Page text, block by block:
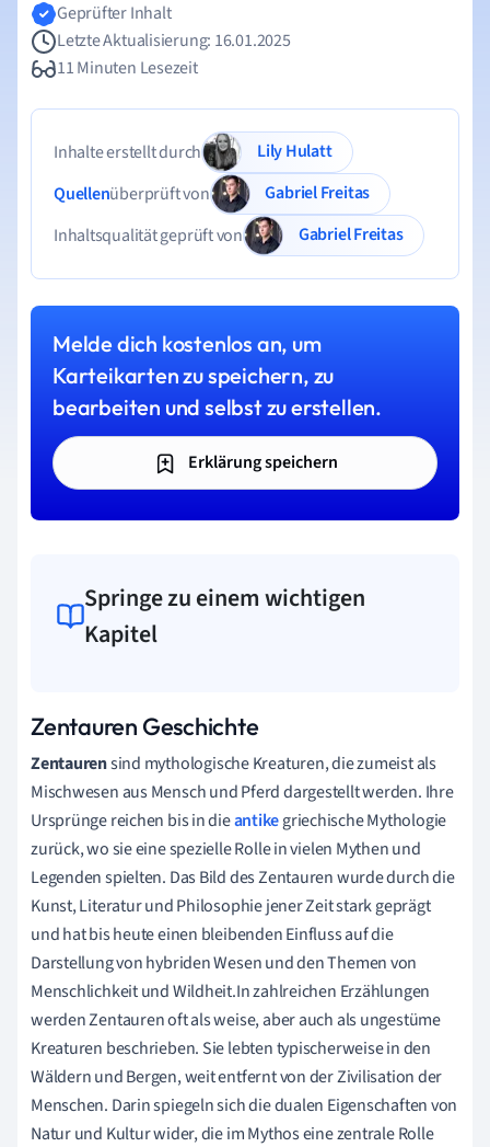
Geprüfter Inhalt
Letzte Aktualisierung: 16.01.2025
11 Minuten Lesezeit
Inhalte erstellt durch
Lily Hulatt
Quellenüberprüft von
Gabriel Freitas
Inhaltsqualität geprüft von
Gabriel Freitas
Melde dich kostenlos an, um
Karteikarten zu speichern, zu
bearbeiten und selbst zu erstellen.
Erklärung speichern
Springe zu einem wichtigen
Kapitel
Zentauren Geschichte
Zentaurensind mythologische Kreaturen, die zumeist als
Mischwesen aus Mensch und Pferd dargestellt werden. Ihre
Ursprünge reichen bis in dieantikegriechische Mythologie
zurück, wo sie eine spezielle Rolle in vielen Mythen und
Legenden spielten. Das Bild des Zentauren wurde durch die
Kunst, Literatur und Philosophie jener Zeit stark geprägt
und hat bis heute einen bleibenden Einfluss auf die
Darstellung von hybriden Wesen und den Themen von
Menschlichkeit und Wildheit.In zahlreichen Erzählungen
werden Zentauren oft als weise, aber auch als ungestüme
Kreaturen beschrieben. Sie lebten typischerweise in den
Wäldern und Bergen, weit entfernt von der Zivilisation der
Menschen. Darin spiegeln sich die dualen Eigenschaften von
Natur und Kultur wider, die im Mythos eine zentrale Rolle